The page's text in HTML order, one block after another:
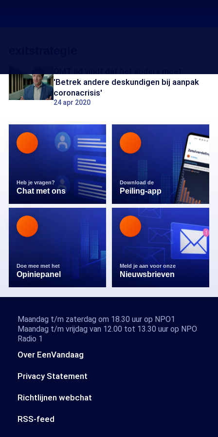
'Betrek andere deskundigen bij aanpak
coronacrisis'
24 apr 2020
Heb je vragen?
Chat met ons
Download de
Peiling-app
Doe mee met het
Opiniepanel
Meld je aan voor onze
Nieuwsbrieven
Over EenVandaag
Privacy Statement
Richtlijnen webchat
RSS-feed
Maandag t/m zaterdag om 18.30 uur op NPO1
Maandag t/m vrijdag van 12.00 tot 13.30 uur op NPO
Radio 1